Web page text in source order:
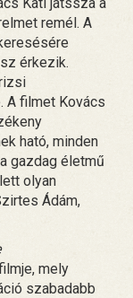
remél. A
érkezik.
A filmet Kovács
ható, minden
gazdag életmű
olyan
Ádám,
mely
szabadabb